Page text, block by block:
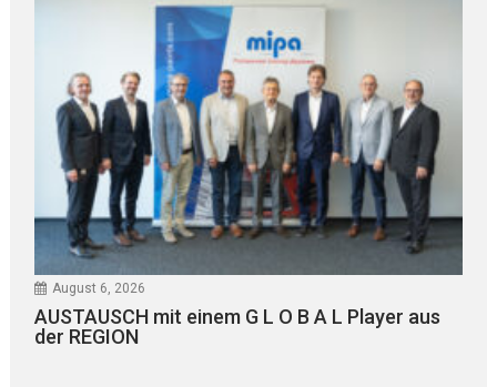
August 6, 2026
AUSTAUSCH mit einem G L O B A L Player aus
der REGION